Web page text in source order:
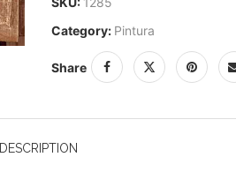
Category: Pintura
Share
DESCRIPTION